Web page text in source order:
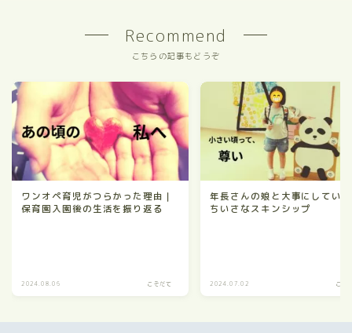
Recommend
こちらの記事もどうぞ
ワンオペ育児がつらかった理由｜
保育園入園後の生活を振り返る
2024.08.06 こそだて
年長さんの娘と大事にしてい
ちいさなスキンシップ
2024.07.02 こそ